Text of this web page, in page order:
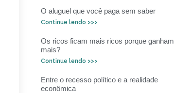
O aluguel que você paga sem saber
Continue lendo >>>
Os ricos ficam mais ricos porque ganham
mais?
Continue lendo >>>
Entre o recesso político e a realidade
econômica